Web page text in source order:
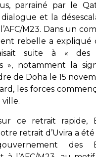
parrainé par le
et la
M23. Dans un
rebelle a expliqué
suite à « des
», notamment la
de Doha le 15
les forces
ce retrait rapide,
retrait d’Uvira a
des